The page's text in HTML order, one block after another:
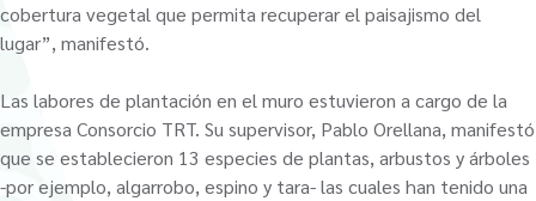
cobertura vegetal que permita recuperar el paisajismo del
lugar”, manifestó.
Las labores de plantación en el muro estuvieron a cargo de la
empresa Consorcio TRT. Su supervisor, Pablo Orellana, manifestó
que se establecieron 13 especies de plantas, arbustos y árboles
-por ejemplo, algarrobo, espino y tara- las cuales han tenido una